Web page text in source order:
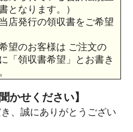
となります。）
店発行の領収書をご希望
望のお客様は ご注文の
「領収書希望」とお書き
かせください】
、誠にありがとうござい